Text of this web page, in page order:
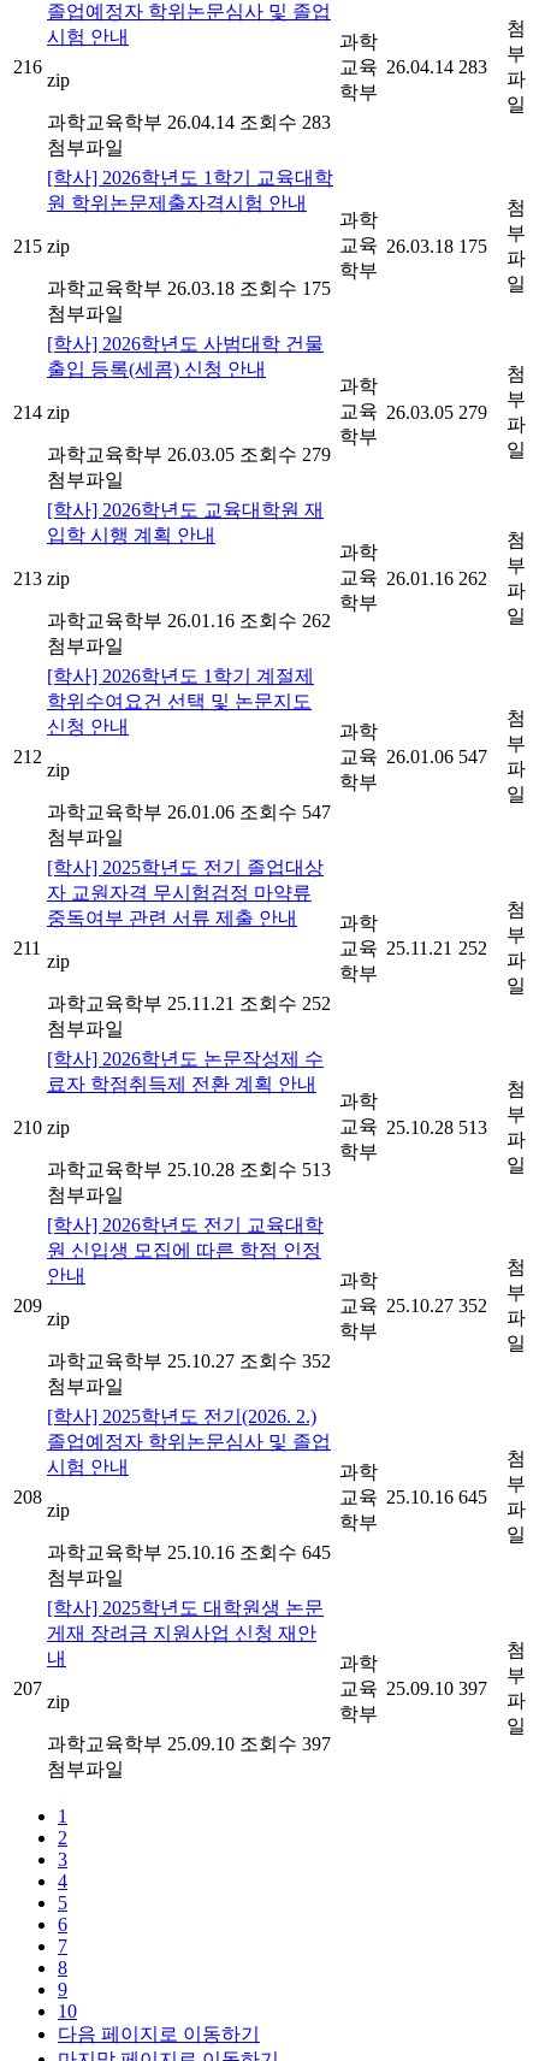
216
졸업예정자 학위논문심사 및 졸업
시험 안내
zip
과학교육학부 26.04.14 조회수 283
첨부파일
과학
교육
학부
26.04.14 283
첨
부
파
일
215
[학사] 2026학년도 1학기 교육대학
원 학위논문제출자격시험 안내
zip
과학교육학부 26.03.18 조회수 175
첨부파일
과학
교육
학부
26.03.18 175
첨
부
파
일
214
[학사] 2026학년도 사범대학 건물
출입 등록(세콤) 신청 안내
zip
과학교육학부 26.03.05 조회수 279
첨부파일
과학
교육
학부
26.03.05 279
첨
부
파
일
213
[학사] 2026학년도 교육대학원 재
입학 시행 계획 안내
zip
과학교육학부 26.01.16 조회수 262
첨부파일
과학
교육
학부
26.01.16 262
첨
부
파
일
212
[학사] 2026학년도 1학기 계절제
학위수여요건 선택 및 논문지도
신청 안내
zip
과학교육학부 26.01.06 조회수 547
첨부파일
과학
교육
학부
26.01.06 547
첨
부
파
일
211
[학사] 2025학년도 전기 졸업대상
자 교원자격 무시험검정 마약류
중독여부 관련 서류 제출 안내
zip
과학교육학부 25.11.21 조회수 252
첨부파일
과학
교육
학부
25.11.21 252
첨
부
파
일
210
[학사] 2026학년도 논문작성제 수
료자 학점취득제 전환 계획 안내
zip
과학교육학부 25.10.28 조회수 513
첨부파일
과학
교육
학부
25.10.28 513
첨
부
파
일
209
[학사] 2026학년도 전기 교육대학
원 신입생 모집에 따른 학점 인정
안내
zip
과학교육학부 25.10.27 조회수 352
첨부파일
과학
교육
학부
25.10.27 352
첨
부
파
일
208
[학사] 2025학년도 전기(2026. 2.)
졸업예정자 학위논문심사 및 졸업
시험 안내
zip
과학교육학부 25.10.16 조회수 645
첨부파일
과학
교육
학부
25.10.16 645
첨
부
파
일
207
[학사] 2025학년도 대학원생 논문
게재 장려금 지원사업 신청 재안
내
zip
과학교육학부 25.09.10 조회수 397
첨부파일
과학
교육
학부
25.09.10 397
첨
부
파
일
1
2
3
4
5
6
7
8
9
10
다음 페이지로 이동하기